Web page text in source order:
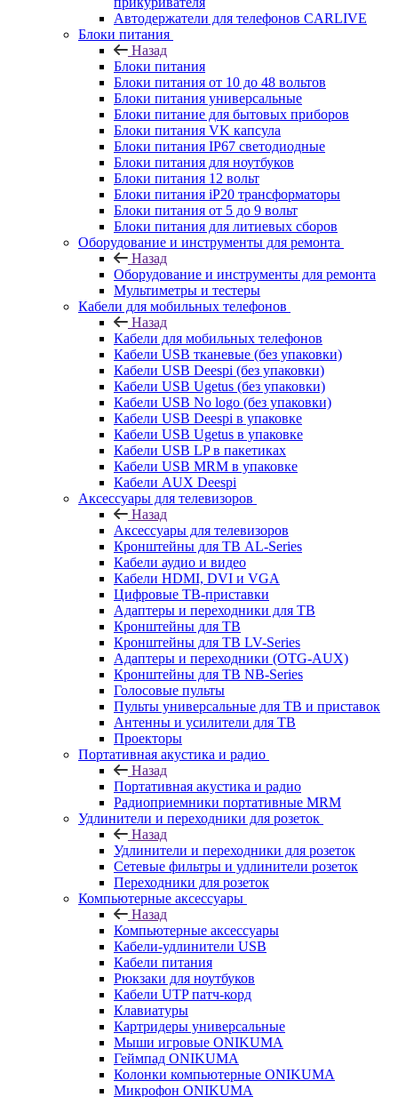
Автодержатели для телефонов CARLIVE
Блоки питания
Назад
Блоки питания
Блоки питания от 10 до 48 вольтов
Блоки питания универсальные
Блоки питание для бытовых приборов
Блоки питания VK капсула
Блоки питания IP67 светодиодные
Блоки питания для ноутбуков
Блоки питания 12 вольт
Блоки питания iP20 трансформаторы
Блоки питания от 5 до 9 вольт
Блоки питания для литиевых сборов
Оборудование и инструменты для ремонта
Назад
Оборудование и инструменты для ремонта
Мультиметры и тестеры
Кабели для мобильных телефонов
Назад
Кабели для мобильных телефонов
Кабели USB тканевые (без упаковки)
Кабели USB Deespi (без упаковки)
Кабели USB Ugetus (без упаковки)
Кабели USB No logo (без упаковки)
Кабели USB Deespi в упаковке
Кабели USB Ugetus в упаковке
Кабели USB LP в пакетиках
Кабели USB MRM в упаковке
Кабели AUX Deespi
Аксессуары для телевизоров
Назад
Аксессуары для телевизоров
Кронштейны для ТВ AL-Series
Кабели аудио и видео
Кабели HDMI, DVI и VGA
Цифровые ТВ-приставки
Адаптеры и переходники для ТВ
Кронштейны для ТВ
Кронштейны для ТВ LV-Series
Адаптеры и переходники (OTG-AUX)
Кронштейны для ТВ NB-Series
Голосовые пульты
Пульты универсальные для ТВ и приставок
Антенны и усилители для ТВ
Проекторы
Портативная акустика и радио
Назад
Портативная акустика и радио
Радиоприемники портативные MRM
Удлинители и переходники для розеток
Назад
Удлинители и переходники для розеток
Сетевые фильтры и удлинители розеток
Переходники для розеток
Компьютерные аксессуары
Назад
Компьютерные аксессуары
Кабели-удлинители USB
Кабели питания
Рюкзаки для ноутбуков
Кабели UTP патч-корд
Клавиатуры
Картридеры универсальные
Мыши игровые ONIKUMA
Геймпад ONIKUMA
Колонки компьютерные ONIKUMA
Микрофон ONIKUMA